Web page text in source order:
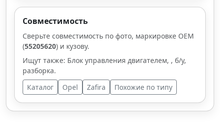
Совместимость
Сверьте совместимость по фото, маркировке OEM
(55205620) и кузову.
Ищут также: Блок управления двигателем, , б/у,
разборка.
Каталог
Opel Zafira Похожие по типу